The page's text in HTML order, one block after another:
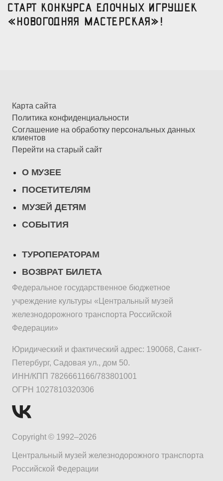
Старт конкурса елочных игрушек
«Новогодняя мастерская»!
Карта сайта
Политика конфиденциальности
Соглашение на обработку персональных данных
клиентов
Перейти на старый сайт
О МУЗЕЕ
ПОСЕТИТЕЛЯМ
МУЗЕЙ ДЕТЯМ
СОБЫТИЯ
ТУРОПЕРАТОРАМ
ВОЗВРАТ БИЛЕТА
Федеральное государственное бюджетное
учреждение культуры «Центральный музей
железнодорожного транспорта Российской
Федерации»
Юридический и фактический адрес: 190068, Санкт-
Петербург, Садовая ул., дом 50.
ИНН/КПП 7826661166/783801001
ОГРН 1027810320306
Copyright © 1992–2026
Центральный музей железнодорожного транспорта
Российской Федерации